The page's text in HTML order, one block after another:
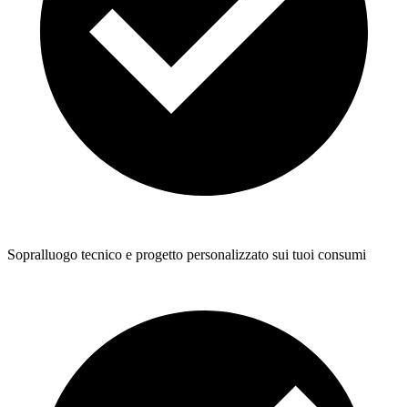
Sopralluogo tecnico e progetto personalizzato sui tuoi consumi